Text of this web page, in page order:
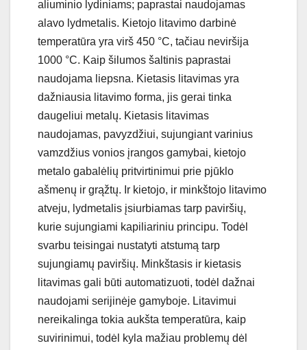
aliuminio lydiniams; paprastai naudojamas
alavo lydmetalis. Kietojo litavimo darbinė
temperatūra yra virš 450 °C, tačiau neviršija
1000 °C. Kaip šilumos šaltinis paprastai
naudojama liepsna. Kietasis litavimas yra
dažniausia litavimo forma, jis gerai tinka
daugeliui metalų. Kietasis litavimas
naudojamas, pavyzdžiui, sujungiant varinius
vamzdžius vonios įrangos gamybai, kietojo
metalo gabalėlių pritvirtinimui prie pjūklo
ašmenų ir grąžtų. Ir kietojo, ir minkštojo litavimo
atveju, lydmetalis įsiurbiamas tarp paviršių,
kurie sujungiami kapiliariniu principu. Todėl
svarbu teisingai nustatyti atstumą tarp
sujungiamų paviršių. Minkštasis ir kietasis
litavimas gali būti automatizuoti, todėl dažnai
naudojami serijinėje gamyboje. Litavimui
nereikalinga tokia aukšta temperatūra, kaip
suvirinimui, todėl kyla mažiau problemų dėl